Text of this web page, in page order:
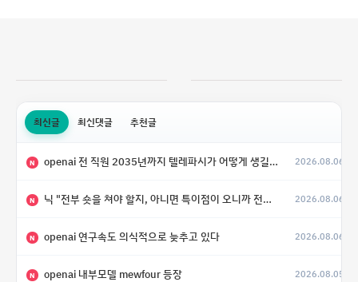
최신글 최신댓글 추천글
N openai 전 직원 2035년까지 텔레파시가 어떻게 생길 수 있는지 2026.08.06
N 닉 "전부 숏을 쳐야 할지, 아니면 특이점이 오니까 전부 롱을 쳐야 할지 모르겠다.” 2026.08.06
N openai 연구속도 의식적으로 늦추고 있다 2026.08.06
N openai 내부모델 mewfour 등장 2026.08.05